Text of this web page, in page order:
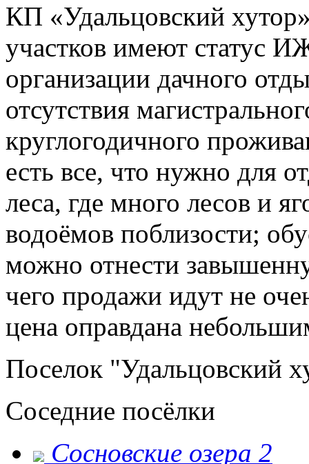
КП «Удальцовский
участков имеют статус
организации дачного
отсутствия
круглогодичного
есть все, что нужно для
леса, где много лесов и
водоёмов поблизости;
можно отнести
чего продажи идут не
цена оправдана
Поселок "Удальцовский
Соседние посёлки
Сосновские озера 2